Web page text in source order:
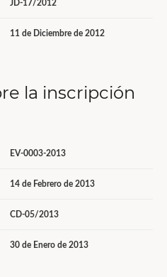
JD-17/2012
11 de Diciembre de 2012
la inscripción
EV-0003-2013
14 de Febrero de 2013
CD-05/2013
30 de Enero de 2013